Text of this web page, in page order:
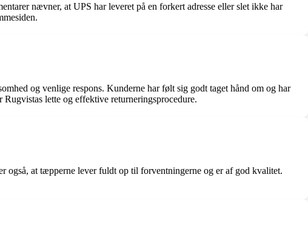
nævner, at UPS har leveret på en forkert adresse eller slet ikke har
og venlige respons. Kunderne har følt sig godt taget hånd om og har
lette og effektive returneringsprocedure.
også, at tæpperne lever fuldt op til forventningerne og er af god kvalitet.